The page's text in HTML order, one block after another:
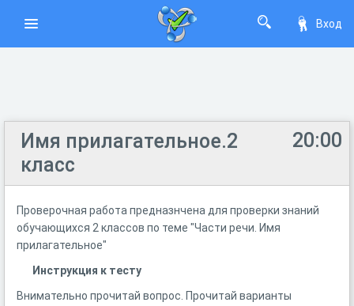
Вход
20:00
Имя прилагательное.2
класс
Проверочная работа предназнчена для проверки знаний
обучающихся 2 классов по теме "Части речи. Имя
прилагательное"
Инструкция к тесту
Внимательно прочитай вопрос. Прочитай варианты